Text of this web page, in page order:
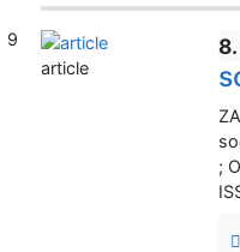
8.
;
article
9